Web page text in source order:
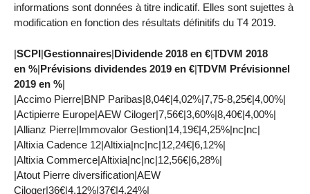
informations sont données à titre indicatif. Elles sont sujettes à
modification en fonction des résultats définitifs du T4 2019.
|SCPI|Gestionnaires|Dividende 2018 en €|TDVM 2018
en %|Prévisions dividendes 2019 en €|TDVM Prévisionnel
2019 en %|
|Accimo Pierre|BNP Paribas|8,04€|4,02%|7,75-8,25€|4,00%|
|Actipierre Europe|AEW Ciloger|7,56€|3,60%|8,40€|4,00%|
|Allianz Pierre|Immovalor Gestion|14,19€|4,25%|nc|nc|
|Altixia Cadence 12|Altixia|nc|nc|12,24€|6,12%|
|Altixia Commerce|Altixia|nc|nc|12,56€|6,28%|
|Atout Pierre diversification|AEW
Ciloger|36€|4,12%|37€|4,24%|